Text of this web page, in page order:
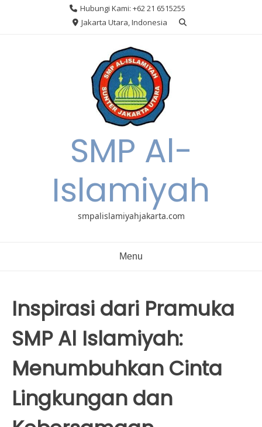
Hubungi Kami: +62 21 6515255
Jakarta Utara, Indonesia
SMP Al-
Islamiyah
smpalislamiyahjakarta.com
Menu
Inspirasi dari Pramuka
SMP Al Islamiyah:
Menumbuhkan Cinta
Lingkungan dan